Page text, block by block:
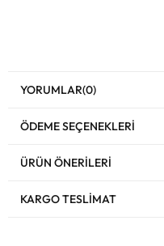
YORUMLAR(0)
ÖDEME SEÇENEKLERI
ÜRÜN ÖNERILERI
KARGO TESLIMAT